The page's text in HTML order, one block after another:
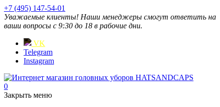
+7 (495) 147-54-01
Уважаемые клиенты! Наши менеджеры смогут ответить на
ваши вопросы с 9:30 до 18 в рабочие дни.
VK
Telegram
Instagram
0
Закрыть меню